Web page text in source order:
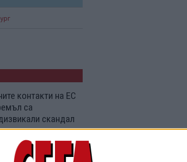
контакти на ЕС
са
скандал
2026